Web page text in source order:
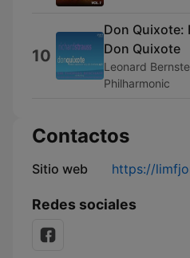
10
Don Quixote:
Don Quixote
Leonard
Philharmonic
Contactos
Sitio web https://
Redes sociales